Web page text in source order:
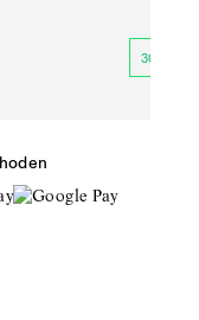
30 TAGE